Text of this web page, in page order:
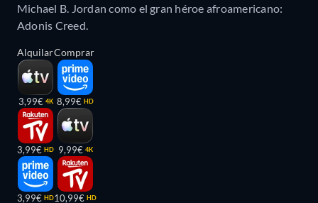
Michael B. Jordan como el gran héroe afroamericano:
Adonis Creed.
Alquilar
3,99€ 4K
3,99€ HD
3,99€ HD
Comprar
8,99€ HD
9,99€ 4K
10,99€ HD